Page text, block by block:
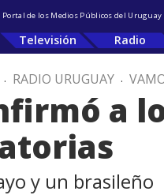
Portal de los Medios Públicos del Uruguay
Televisión Radio
. RADIO URUGUAY .
a
y un brasileño